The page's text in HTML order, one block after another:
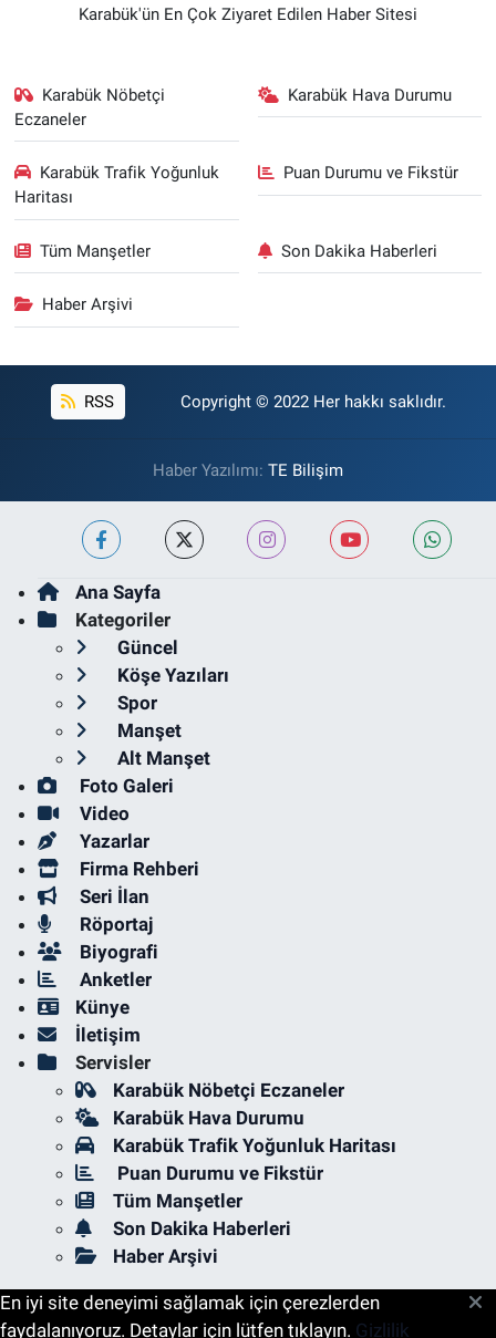
Karabük'ün En Çok Ziyaret Edilen Haber Sitesi
Karabük Nöbetçi
Eczaneler
Karabük Hava Durumu
Karabük Trafik Yoğunluk
Haritası
Puan Durumu ve Fikstür
Tüm Manşetler Son Dakika Haberleri
Haber Arşivi
RSS Copyright © 2022 Her hakkı saklıdır.
Haber Yazılımı: TE Bilişim
Ana Sayfa
Kategoriler
Güncel
Köşe Yazıları
Spor
Manşet
Alt Manşet
Foto Galeri
Video
Yazarlar
Firma Rehberi
Seri İlan
Röportaj
Biyografi
Anketler
Künye
İletişim
Servisler
Karabük Nöbetçi Eczaneler
Karabük Hava Durumu
Karabük Trafik Yoğunluk Haritası
Puan Durumu ve Fikstür
Tüm Manşetler
Son Dakika Haberleri
Haber Arşivi
En iyi site deneyimi sağlamak için çerezlerden
faydalanıyoruz. Detaylar için lütfen tıklayın. Gizlilik